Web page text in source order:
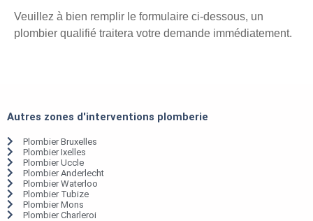
Veuillez à bien remplir le formulaire ci-dessous, un
plombier qualifié traitera votre demande immédiatement.
Autres zones d'interventions plomberie
Plombier Bruxelles
Plombier Ixelles
Plombier Uccle
Plombier Anderlecht
Plombier Waterloo
Plombier Tubize
Plombier Mons
Plombier Charleroi